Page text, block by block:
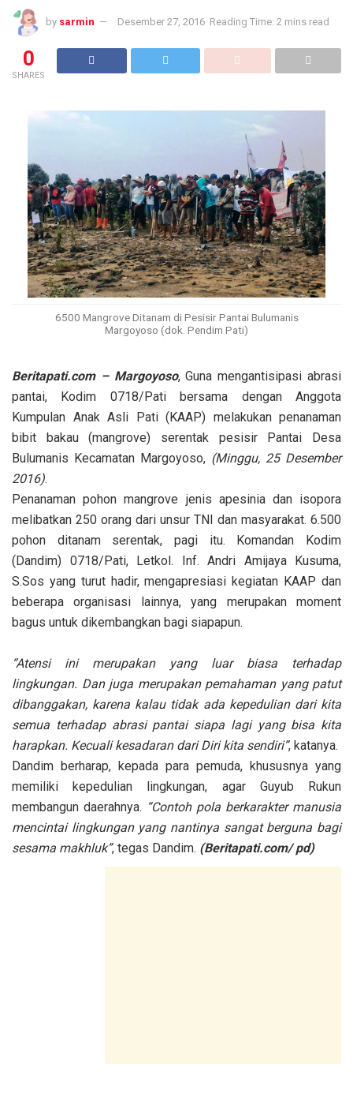
by sarmin Desember 27, 2016 Reading Time: 2 mins read
0
SHARES
6500 Mangrove Ditanam di Pesisir Pantai Bulumanis
Margoyoso (dok. Pendim Pati)
Beritapati.com – Margoyoso, Guna mengantisipasi abrasi
pantai, Kodim 0718/Pati bersama dengan Anggota
Kumpulan Anak Asli Pati (KAAP) melakukan penanaman
bibit bakau (mangrove) serentak pesisir Pantai Desa
Bulumanis Kecamatan Margoyoso, (Minggu, 25 Desember
2016).
Penanaman pohon mangrove jenis apesinia dan isopora
melibatkan 250 orang dari unsur TNI dan masyarakat. 6.500
pohon ditanam serentak, pagi itu. Komandan Kodim
(Dandim) 0718/Pati, Letkol. Inf. Andri Amijaya Kusuma,
S.Sos yang turut hadir, mengapresiasi kegiatan KAAP dan
beberapa organisasi lainnya, yang merupakan moment
bagus untuk dikembangkan bagi siapapun.
“Atensi ini merupakan yang luar biasa terhadap
lingkungan. Dan juga merupakan pemahaman yang patut
dibanggakan, karena kalau tidak ada kepedulian dari kita
semua terhadap abrasi pantai siapa lagi yang bisa kita
harapkan. Kecuali kesadaran dari Diri kita sendiri”, katanya.
Dandim berharap, kepada para pemuda, khususnya yang
memiliki kepedulian lingkungan, agar Guyub Rukun
membangun daerahnya. “Contoh pola berkarakter manusia
mencintai lingkungan yang nantinya sangat berguna bagi
sesama makhluk”, tegas Dandim. (Beritapati.com/ pd)